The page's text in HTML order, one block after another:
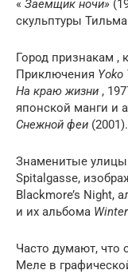
« Заемщик ночи»
скульптуры
Город признакам ,
Приключения Yoko
На краю жизни ,
японской манги и
Снежной феи (2001).
Знаменитые улицы
Spitalgasse,
Blackmore’s Night,
и их альбома
Часто думают, что
Меле в